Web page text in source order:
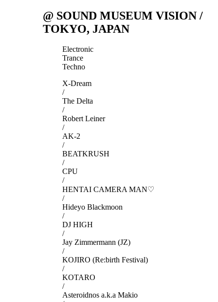
@ SOUND MUSEUM VISION /
TOKYO, JAPAN
Electronic
Trance
Techno
X-Dream
/
The Delta
/
Robert Leiner
/
AK-2
/
BEATKRUSH
/
CPU
/
HENTAI CAMERA MAN♡
/
Hideyo Blackmoon
/
DJ HIGH
/
Jay Zimmermann (JZ)
/
KOJIRO (Re:birth Festival)
/
KOTARO
/
Asteroidnos a.k.a Makio